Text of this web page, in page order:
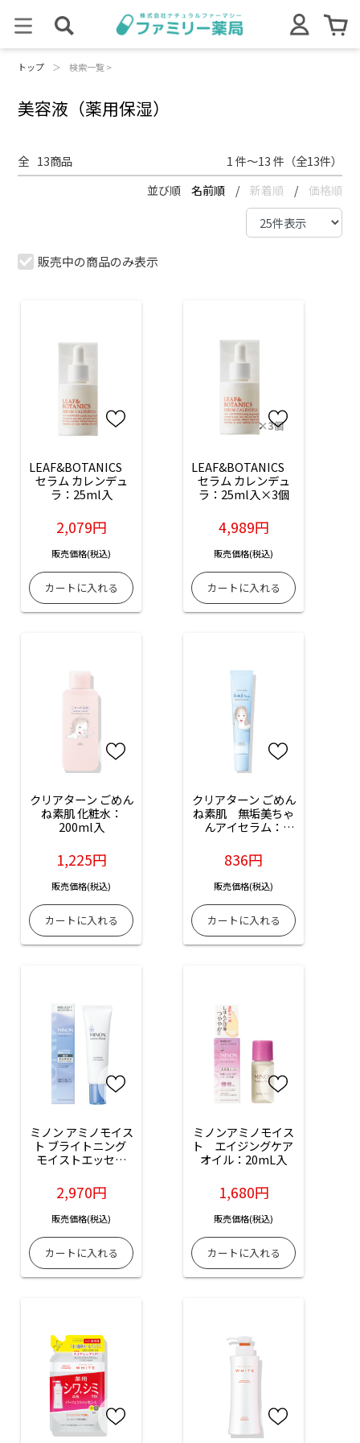
トップ ＞ 検索一覧 >
美容液（薬用保湿）
全 13商品 1 件～13 件（全13件）
並び順 名前順 / 新着順 / 価格順
販売中の商品のみ表示
LEAF&BOTANICS
セラム カレンデュ
ラ：25ml入
2,079円
販売価格(税込)
LEAF&BOTANICS
セラム カレンデュ
ラ：25ml入×3個
4,989円
販売価格(税込)
クリアターン ごめん
ね素肌 化粧水：
200ml入
1,225円
販売価格(税込)
クリアターン ごめん
ね素肌　無垢美ちゃ
んアイセラム：
836円
販売価格(税込)
ミノン アミノモイス
ト ブライトニング
モイストエッセン
2,970円
販売価格(税込)
ミノンアミノモイス
ト　エイジングケア
オイル：20mL入
1,680円
販売価格(税込)